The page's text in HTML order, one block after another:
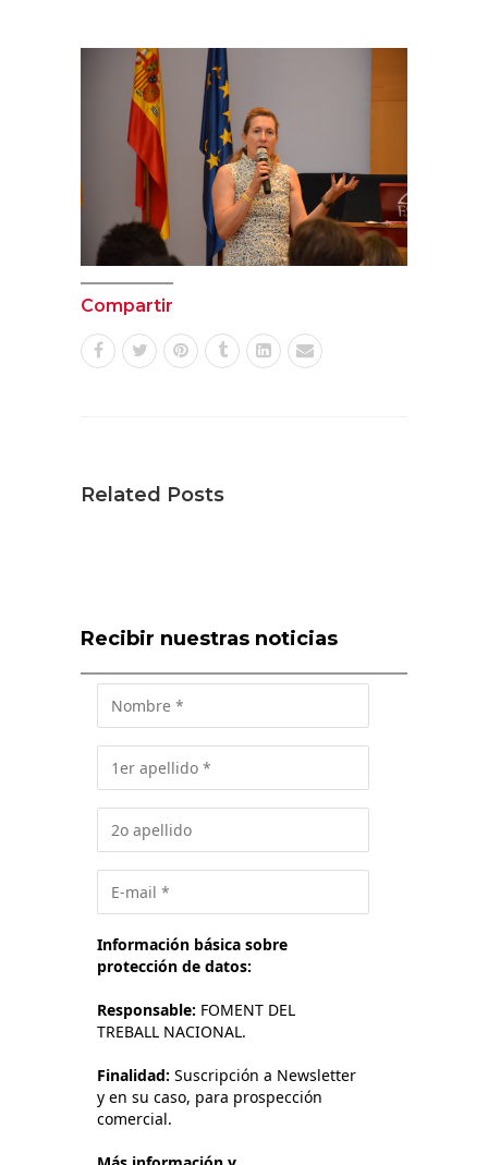
Compartir
Related Posts
Recibir nuestras noticias
Información básica sobre
protección de datos:
Responsable: FOMENT DEL
TREBALL NACIONAL.
Finalidad: Suscripción a Newsletter
y en su caso, para prospección
comercial.